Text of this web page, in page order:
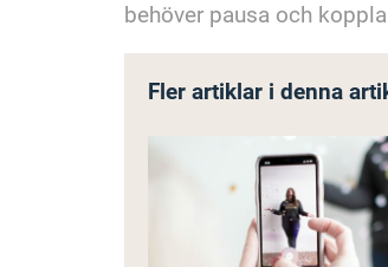
behöver pausa och
Fler artiklar i denna